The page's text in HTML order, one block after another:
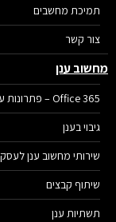
תמיכת מחשבים
צור קשר
ענן
Office 365 – פתרונות ענן
גיבוי בענן
שירותי מחשוב ענן לעסקים
שיתוף קבצים
תשתיות ענן